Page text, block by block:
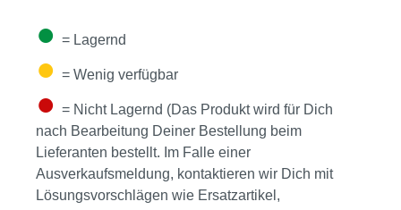
● = Lagernd
● = Wenig verfügbar
● = Nicht Lagernd (Das Produkt wird für Dich
nach Bearbeitung Deiner Bestellung beim
Lieferanten bestellt. Im Falle einer
Ausverkaufsmeldung, kontaktieren wir Dich mit
Lösungsvorschlägen wie Ersatzartikel,